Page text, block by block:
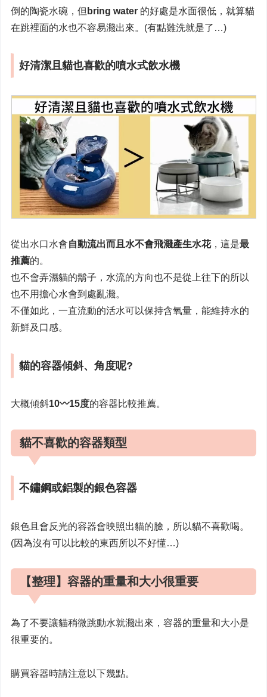
倒的陶瓷水碗，但 bring water 的好處是水面很低，就算貓
在跳裡面的水也不容易濺出來。(有點難洗就是了…)
好清潔且貓也喜歡的噴水式飲水機
從出水口水會自動流出而且水不會飛濺產生水花，這是最
推薦的。
也不會弄濕貓的鬍子，水流的方向也不是從上往下的所以
也不用擔心水會到處亂濺。
不僅如此，一直流動的活水可以保持含氧量，能維持水的
新鮮及口感。
貓的容器傾斜、角度呢?
大概傾斜10〰15度的容器比較推薦。
貓不喜歡的容器類型
不鏽鋼或鋁製的銀色容器
銀色且會反光的容器會映照出貓的臉，所以貓不喜歡喝。
(因為沒有可以比較的東西所以不好懂…)
【整理】容器的重量和大小很重要
為了不要讓貓稍微跳動水就濺出來，容器的重量和大小是
很重要的。
購買容器時請注意以下幾點。